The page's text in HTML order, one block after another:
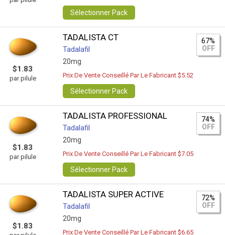
Sélectionner Pack
$1.83
par pilule
TADALISTA CT
Tadalafil
20mg
67%
OFF
Prix De Vente Conseillé Par Le Fabricant $5.52
Sélectionner Pack
$1.83
par pilule
TADALISTA PROFESSIONAL
Tadalafil
20mg
74%
OFF
Prix De Vente Conseillé Par Le Fabricant $7.05
Sélectionner Pack
$1.83
TADALISTA SUPER ACTIVE
Tadalafil
20mg
72%
OFF
Prix De Vente Conseillé Par Le Fabricant $6.65